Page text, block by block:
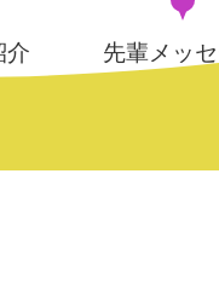
介 先輩メッ